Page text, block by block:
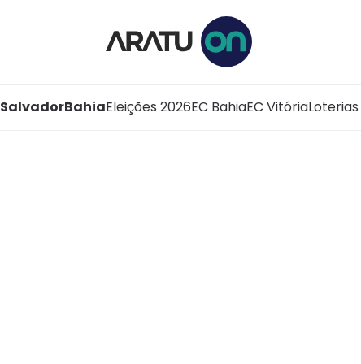
SalvadorBahiaEleições 2026EC BahiaEC VitóriaLoterias